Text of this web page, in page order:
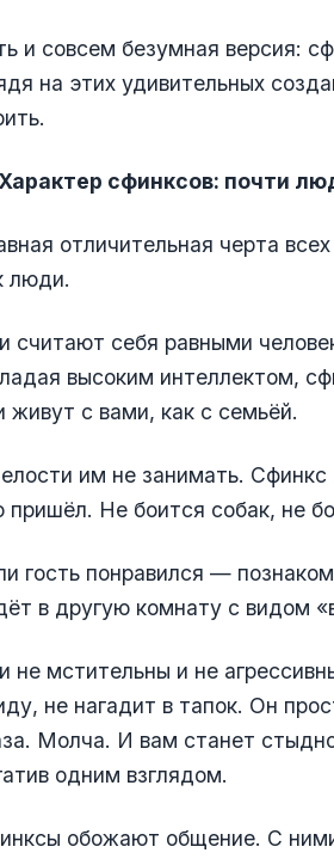
и совсем безумная версия:
на этих удивительных
сфинксов: почти
отличительная черта
люди.
считают себя равными
высоким интеллектом,
живут с вами, как с семьёй.
им не занимать. Сфинкс
пришёл. Не боится собак, не
гость понравился —
в другую комнату с видом
не мстительны и не
не нагадит в тапок. Он
Молча. И вам станет
одним взглядом.
обожают общение. С ними